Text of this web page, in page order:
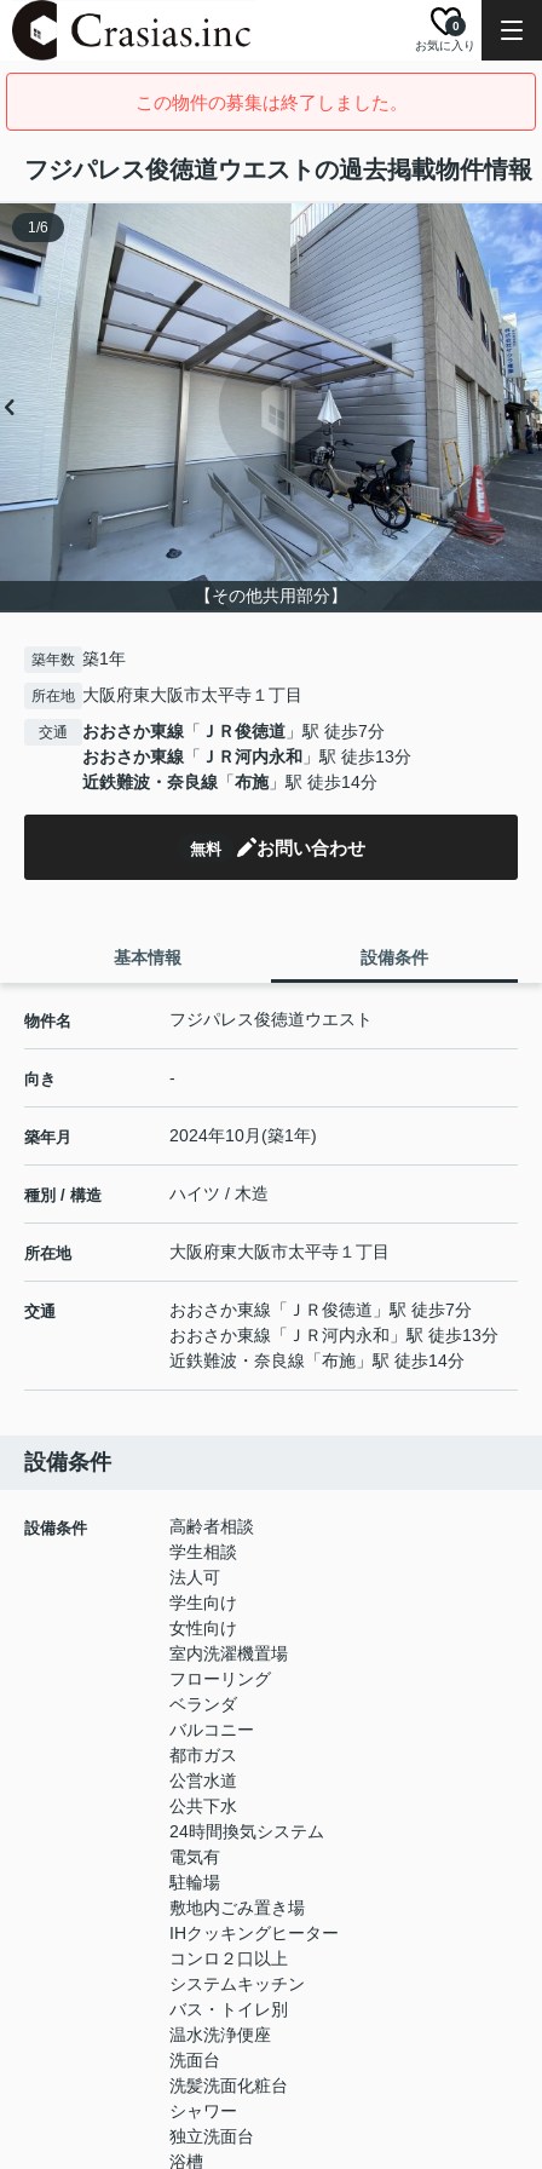
お気に入り
0
この物件の募集は終了しました。
フジパレス俊徳道ウエストの過去掲載物件情報
【その他共用部分】
1/6
築年数 築1年
所在地 大阪府東大阪市太平寺１丁目
交通 おおさか東線 「 ＪＲ俊徳道 」駅 徒歩7分
おおさか東線 「 ＪＲ河内永和 」駅 徒歩13分
近鉄難波・奈良線 「布施」駅 徒歩14分
無料 お問い合わせ
基本情報 設備条件
物件名 フジパレス俊徳道ウエスト
向き -
築年月 2024年10月(築1年)
種別 / 構造 ハイツ / 木造
所在地 大阪府東大阪市太平寺１丁目
交通 おおさか東線 「 ＪＲ俊徳道 」駅 徒歩7分
おおさか東線 「 ＪＲ河内永和 」駅 徒歩13分
近鉄難波・奈良線 「布施 」駅 徒歩14分
設備条件
設備条件
高齢者相談
学生相談
法人可
学生向け
女性向け
室内洗濯機置場
フローリング
ベランダ
バルコニー
都市ガス
公営水道
公共下水
24時間換気システム
電気有
駐輪場
敷地内ごみ置き場
IHクッキングヒーター
コンロ２口以上
システムキッチン
バス・トイレ別
温水洗浄便座
洗面台
洗髪洗面化粧台
シャワー
独立洗面台
浴槽